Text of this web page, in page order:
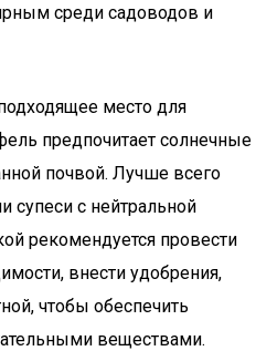
среди садоводов и
место для
предпочитает солнечные
почвой. Лучше всего
супеси с нейтральной
рекомендуется провести
внести удобрения,
чтобы обеспечить
веществами.